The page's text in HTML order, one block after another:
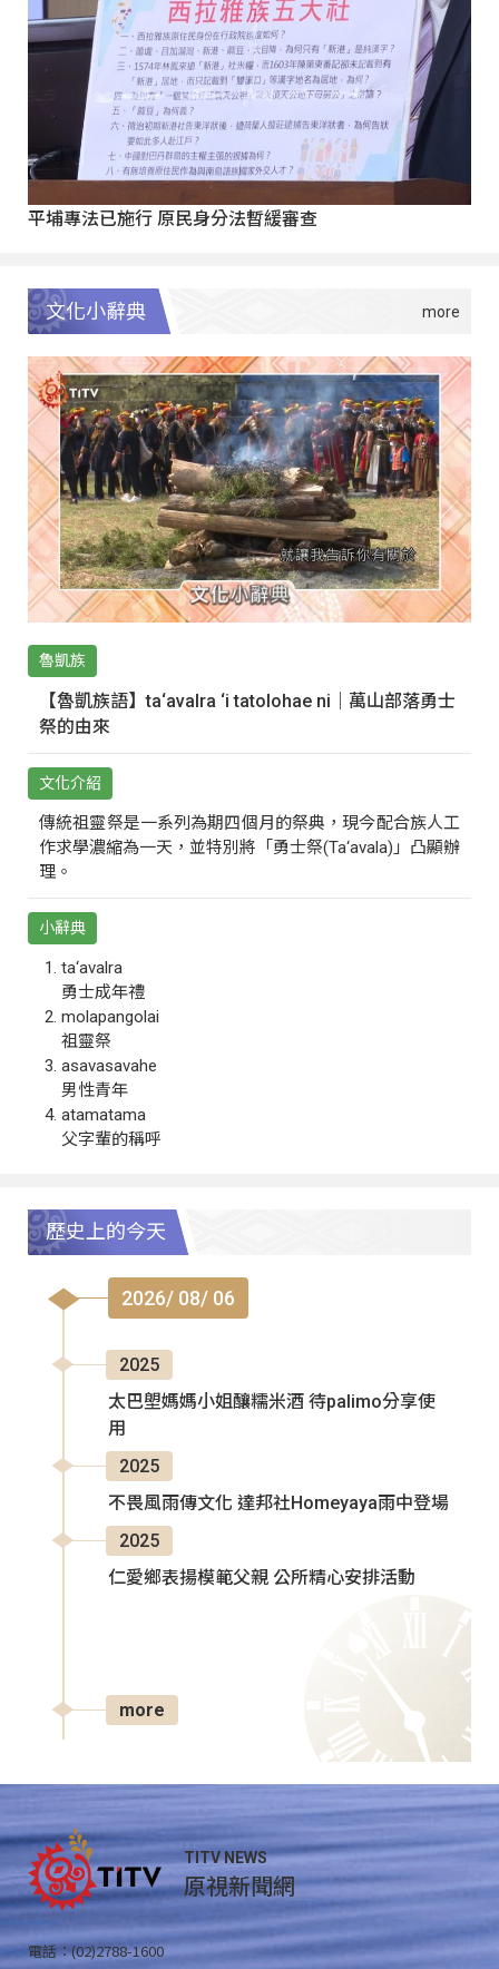
平埔專法已施行 原民身分法暫緩審查
文化小辭典
魯凱族
【魯凱族語】ta‘avalra ‘i tatolohae ni｜萬山部落勇士
祭的由來
文化介紹
傳統祖靈祭是一系列為期四個月的祭典，現今配合族人工
作求學濃縮為一天，並特別將「勇士祭(Ta‘avala)」凸顯辦
理。
小辭典
ta‘avalra
勇士成年禮
molapangolai
祖靈祭
asavasavahe
男性青年
atamatama
父字輩的稱呼
歷史上的今天
2026/ 08/ 06
2025
太巴塱媽媽小姐釀糯米酒 待palimo分享使
用
2025
不畏風雨傳文化 達邦社Homeyaya雨中登場
2025
仁愛鄉表揚模範父親 公所精心安排活動
more
TITV NEWS
原視新聞網
電話：(02)2788-1600